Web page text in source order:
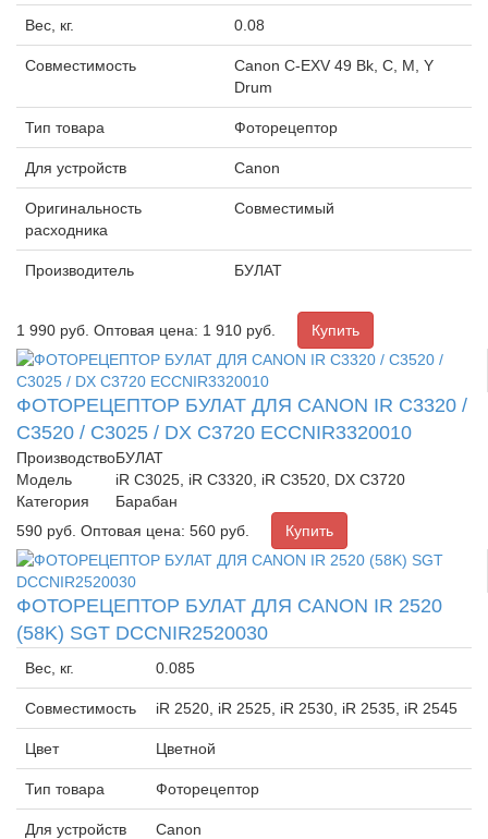
Вес, кг. 0.08
Совместимость
Canon C-EXV 49 Bk, C, M, Y
Drum
Тип товара Фоторецептор
Для устройств Canon
Оригинальность
расходника
Совместимый
Производитель БУЛАТ
1 990 руб. Оптовая цена: 1 910 руб.
ФОТОРЕЦЕПТОР БУЛАТ ДЛЯ CANON IR C3320 /
C3520 / C3025 / DX C3720 ECCNIR3320010
ПроизводствоБУЛАТ
Модель
iR C3025, iR C3320, iR C3520, DX C3720
Категория
Барабан
590 руб. Оптовая цена: 560 руб.
ФОТОРЕЦЕПТОР БУЛАТ ДЛЯ CANON IR 2520
(58K) SGT DCCNIR2520030
Вес, кг. 0.085
Совместимость iR 2520, iR 2525, iR 2530, iR 2535, iR 2545
Цвет Цветной
Тип товара Фоторецептор
Для устройств Canon